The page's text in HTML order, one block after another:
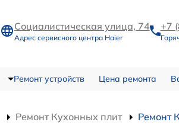
Социалистическая улица, 74
Адрес сервисного центра Haier
+7
Ремонт устройств Цена ремонта
Ремонт Кухонных плит Ремонт